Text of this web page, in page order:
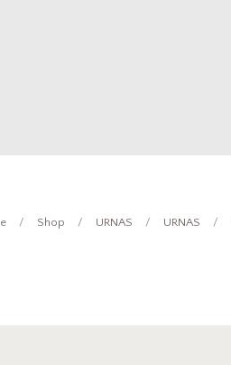
Shop URNAS URNAS